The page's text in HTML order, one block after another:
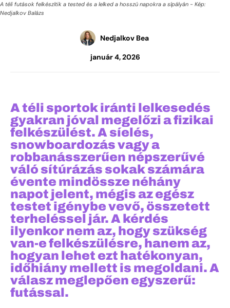
A téli futások felkészítik a tested és a lelked a hosszú napokra a sípályán - Kép:
Nedjalkov Balázs
Nedjalkov Bea
január 4, 2026
A téli sportok iránti lelkesedés
gyakran jóval megelőzi a fizikai
felkészülést. A síelés,
snowboardozás vagy a
robbanásszerűen népszerűvé
váló sítúrázás sokak számára
évente mindössze néhány
napot jelent, mégis az egész
testet igénybe vevő, összetett
terheléssel jár. A kérdés
ilyenkor nem az, hogy szükség
van-e felkészülésre, hanem az,
hogyan lehet ezt hatékonyan,
időhiány mellett is megoldani. A
válasz meglepően egyszerű:
futással.